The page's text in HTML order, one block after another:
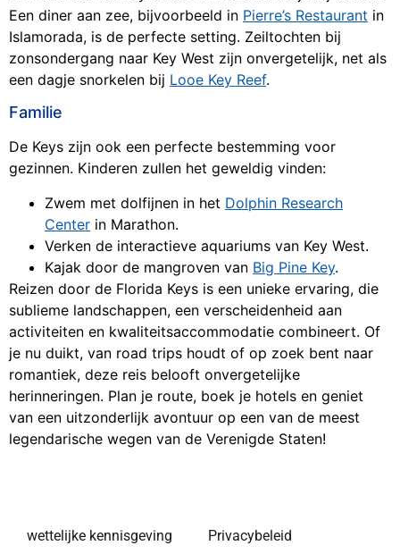
Een diner aan zee, bijvoorbeeld in Pierre’s Restaurant in
Islamorada, is de perfecte setting. Zeiltochten bij
zonsondergang naar Key West zijn onvergetelijk, net als
een dagje snorkelen bij Looe Key Reef.
Familie
De Keys zijn ook een perfecte bestemming voor
gezinnen. Kinderen zullen het geweldig vinden:
Zwem met dolfijnen in het Dolphin Research
Center in Marathon.
Verken de interactieve aquariums van Key West.
Kajak door de mangroven van Big Pine Key.
Reizen door de Florida Keys is een unieke ervaring, die
sublieme landschappen, een verscheidenheid aan
activiteiten en kwaliteitsaccommodatie combineert. Of
je nu duikt, van road trips houdt of op zoek bent naar
romantiek, deze reis belooft onvergetelijke
herinneringen. Plan je route, boek je hotels en geniet
van een uitzonderlijk avontuur op een van de meest
legendarische wegen van de Verenigde Staten!
wettelijke kennisgeving Privacybeleid